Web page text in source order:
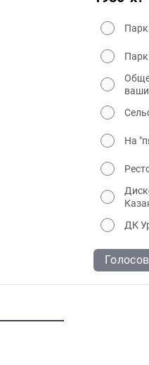
Парк
На
ДК